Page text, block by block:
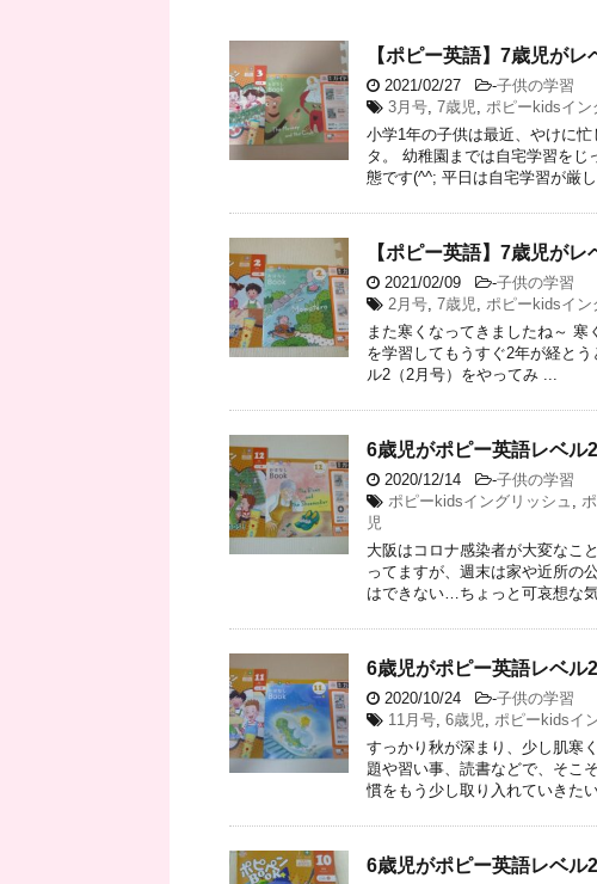
【ポピー英語】7歳児が
2021/02/27 -子供の学習
3月号 7歳児 ポピーkidsイン
小学1年の子供は最近、やけに
タ。 幼稚園までは自宅学習をじ
態です(^^; 平日は自宅学習が厳し
【ポピー英語】7歳児が
2021/02/09 -子供の学習
2月号 7歳児 ポピーkidsイン
また寒くなってきましたね～
を学習してもうすぐ2年が経と
ル2（2月号）をやってみ ...
6歳児がポピー英語レベル
2020/12/14 -子供の学習
ポピーkidsイングリッシュ
児
大阪はコロナ感染者が大変なこ
ってますが、週末は家や近所の
はできない…ちょっと可哀想な気
6歳児がポピー英語レベル
2020/10/24 -子供の学習
11月号 6歳児 ポピーkidsイ
すっかり秋が深まり、少し肌寒
題や習い事、読書などで、そこ
慣をもう少し取り入れていきた
6歳児がポピー英語レベル